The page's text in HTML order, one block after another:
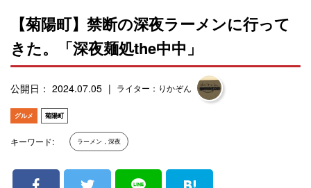
【菊陽町】禁断の深夜ラーメンに行って
きた。「深夜麺処the中中」
公開日： 2024.07.05 ライター：りかぞん
グルメ 菊陽町
キーワード: ラーメン，深夜